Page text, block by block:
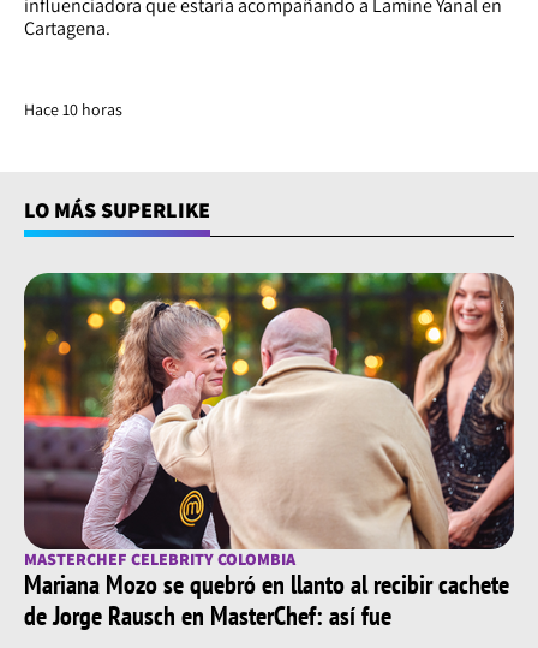
influenciadora que estaría acompañando a Lamine Yanal en
Cartagena.
Hace 10 horas
LO MÁS SUPERLIKE
MASTERCHEF CELEBRITY COLOMBIA
Mariana Mozo se quebró en llanto al recibir cachete
de Jorge Rausch en MasterChef: así fue